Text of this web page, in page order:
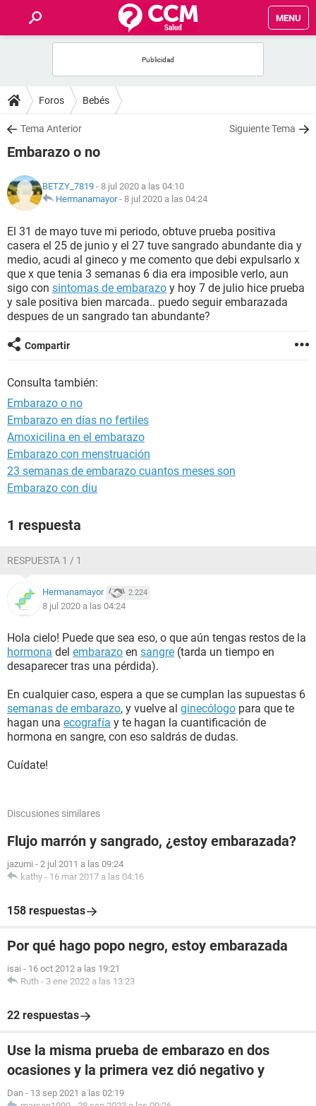
MENU
FOROS
SALUD
NUTRICIÓN
BIENESTAR
SEXUALIDAD
GLOSARIO
Foros Bebés
Tema Anterior Siguiente Tema
Embarazo o no
BETZY_7819 - 8 jul 2020 a las 04:10
Hermanamayor- 8 jul 2020 a las 04:24
El 31 de mayo tuve mi periodo, obtuve prueba positiva
casera el 25 de junio y el 27 tuve sangrado abundante dia y
medio, acudi al gineco y me comento que debi expulsarlo x
que x que tenia 3 semanas 6 dia era imposible verlo, aun
sigo con sintomas de embarazo y hoy 7 de julio hice prueba
y sale positiva bien marcada.. puedo seguir embarazada
despues de un sangrado tan abundante?
Compartir
Consulta también:
Embarazo o no
Embarazo en días no fertiles
Amoxicilina en el embarazo
Embarazo con menstruación
23 semanas de embarazo cuantos meses son
Embarazo con diu
1 respuesta
RESPUESTA 1 / 1
Hermanamayor 2.224
8 jul 2020 a las 04:24
Hola cielo! Puede que sea eso, o que aún tengas restos de la
hormona del embarazo en sangre (tarda un tiempo en
desaparecer tras una pérdida).
En cualquier caso, espera a que se cumplan las supuestas 6
semanas de embarazo, y vuelve al ginecólogo para que te
hagan una ecografía y te hagan la cuantificación de
hormona en sangre, con eso saldrás de dudas.
Cuídate!
Discusiones similares
Flujo marrón y sangrado, ¿estoy embarazada?
jazumi - 2 jul 2011 a las 09:24
kathy - 16 mar 2017 a las 04:16
158 respuestas
Por qué hago popo negro, estoy embarazada
isai - 16 oct 2012 a las 19:21
Ruth - 3 ene 2022 a las 13:23
22 respuestas
Use la misma prueba de embarazo en dos
ocasiones y la primera vez dió negativo y
Dan - 13 sep 2021 a las 02:19